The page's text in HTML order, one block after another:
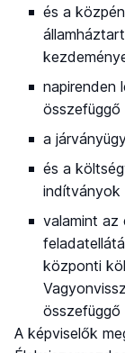
és a
napirenden
a
és a
indítványok
valamint az
központi
összefüggő
A képviselők